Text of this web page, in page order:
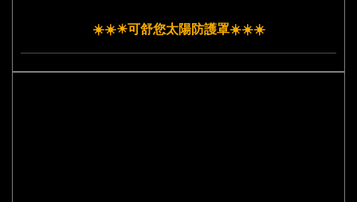
☀️☀️☀可舒您太陽防護罩️☀️☀️☀️